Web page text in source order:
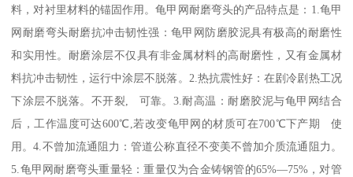
料，对衬里材料的锚固作用。龟甲网耐磨弯头的产品特点是：1.龟甲
网耐磨弯头耐磨抗冲击韧性强：龟甲网防磨胶泥具有极高的耐磨性
和实用性。耐磨涂层不仅具有非金属材料的高耐磨性，又有金属材
料抗冲击韧性，运行中涂层不脱落。2.热抗震性好：在剧冷剧热工况
下涂层不脱落。不开裂, 可靠。3.耐高温：耐磨胶泥与龟甲网结合
后，工作温度可达600℃,若改变龟甲网的材质可在700℃下产期 使
用。4.不曾加流通阻力：管道公称直径不变美不曾加介质流通阻力。
5.龟甲网耐磨弯头重量轻：重量仅为合金铸钢管的65%—75%，对管